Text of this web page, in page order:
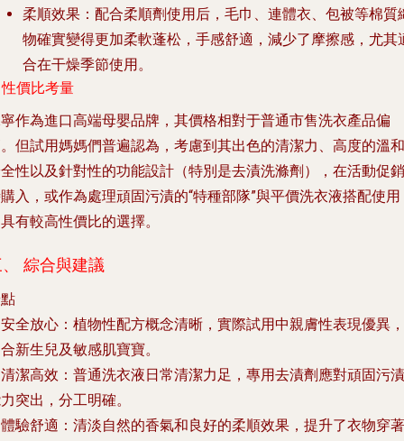
柔順效果 ：配合柔順劑使用后，毛巾、連體衣、包被等棉質
物確實變得更加柔軟蓬松，手感舒適，減少了摩擦感，尤其
合在干燥季節使用。
價比考量
作為進口高端母嬰品牌，其價格相對于普通市售洗衣產品偏
但試用媽媽們普遍認為，考慮到其出色的清潔力、高度的溫和
性以及針對性的功能設計（特別是去漬洗滌劑）， 在活動促銷
入，或作為處理頑固污漬的“特種部隊”與平價洗衣液搭配使用
有較高性價比的選擇。
綜合與建議
安全放心 ：植物性配方概念清晰，實際試用中親膚性表現優異，
新生兒及敏感肌寶寶。
清潔高效 ：普通洗衣液日常清潔力足，專用去漬劑應對頑固污漬
突出，分工明確。
體驗舒適 ：清淡自然的香氣和良好的柔順效果，提升了衣物穿著